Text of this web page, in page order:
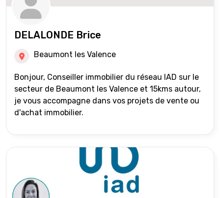
DELALONDE Brice
Beaumont les Valence
Bonjour, Conseiller immobilier du réseau IAD sur le
secteur de Beaumont les Valence et 15kms autour,
je vous accompagne dans vos projets de vente ou
d'achat immobilier.